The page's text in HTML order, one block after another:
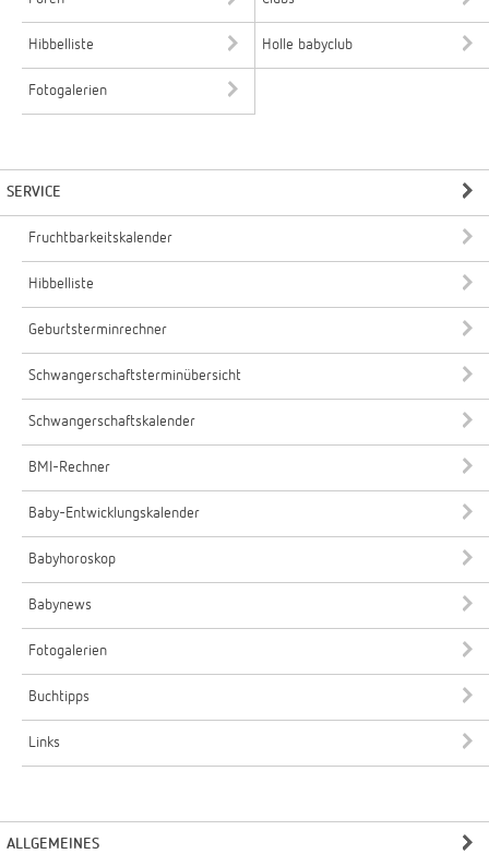
Hibbelliste Holle babyclub
Fotogalerien
SERVICE
Fruchtbarkeitskalender
Hibbelliste
Geburtsterminrechner
Schwangerschaftsterminübersicht
Schwangerschaftskalender
BMI-Rechner
Baby-Entwicklungskalender
Babyhoroskop
Babynews
Fotogalerien
Buchtipps
Links
ALLGEMEINES